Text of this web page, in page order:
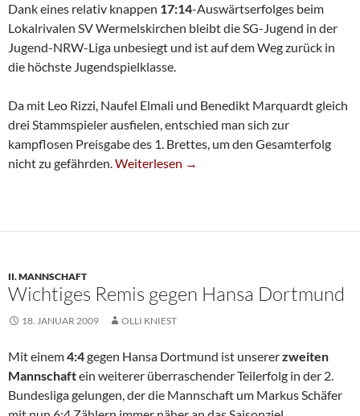
Dank eines relativ knappen 17:14-Auswärtserfolges beim
Lokalrivalen SV Wermelskirchen bleibt die SG-Jugend in der
Jugend-NRW-Liga unbesiegt und ist auf dem Weg zurück in
die höchste Jugendspielklasse.
Da mit Leo Rizzi, Naufel Elmali und Benedikt Marquardt gleich
drei Stammspieler ausfielen, entschied man sich zur
kampflosen Preisgabe des 1. Brettes, um den Gesamterfolg
nicht zu gefährden.SG-Jugend Vor Der Rückkehr In Die
Weiterlesen →
II. MANNSCHAFT
Wichtiges Remis gegen Hansa Dortmund
18. JANUAR 2009 OLLI KNIEST
Mit einem4:4gegen Hansa Dortmund ist unsererzweiten
Mannschaftein weiterer überraschender Teilerfolg in der 2.
Bundesliga gelungen, der die Mannschaft um Markus Schäfer